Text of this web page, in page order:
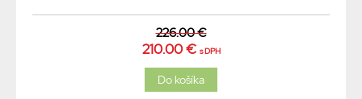
226.00 €
210.00 € s DPH